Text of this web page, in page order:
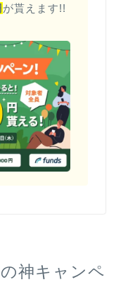
が貰えます!!
神キャンペ